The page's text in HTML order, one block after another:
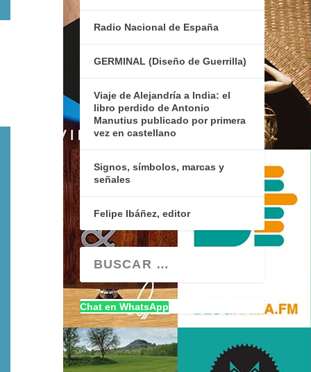
Radio Nacional de España
GERMINAL (Diseño de Guerrilla)
Viaje de Alejandría a India: el
libro perdido de Antonio
Manutius publicado por primera
vez en castellano
Signos, símbolos, marcas y
señales
Felipe Ibáñez, editor
Chat en WhatsApp